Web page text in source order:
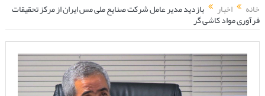
خانه اخبار بازدید مدیر عامل شرکت صنایع ملی مس ایران از مرکز تحقیقات
فرآوری مواد کاشی گر